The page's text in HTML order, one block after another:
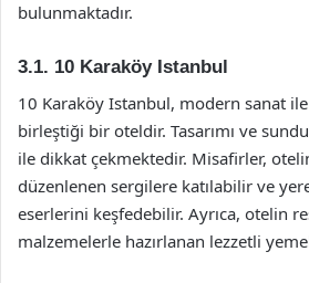
bulunmaktadır.
3.1. 10 Karaköy Istanbul
10 Karaköy Istanbul, modern sanat
birleştiği bir oteldir. Tasarımı ve
ile dikkat çekmektedir. Misafirler,
düzenlenen sergilere katılabilir ve
eserlerini keşfedebilir. Ayrıca, otelin
malzemelerle hazırlanan lezzetli